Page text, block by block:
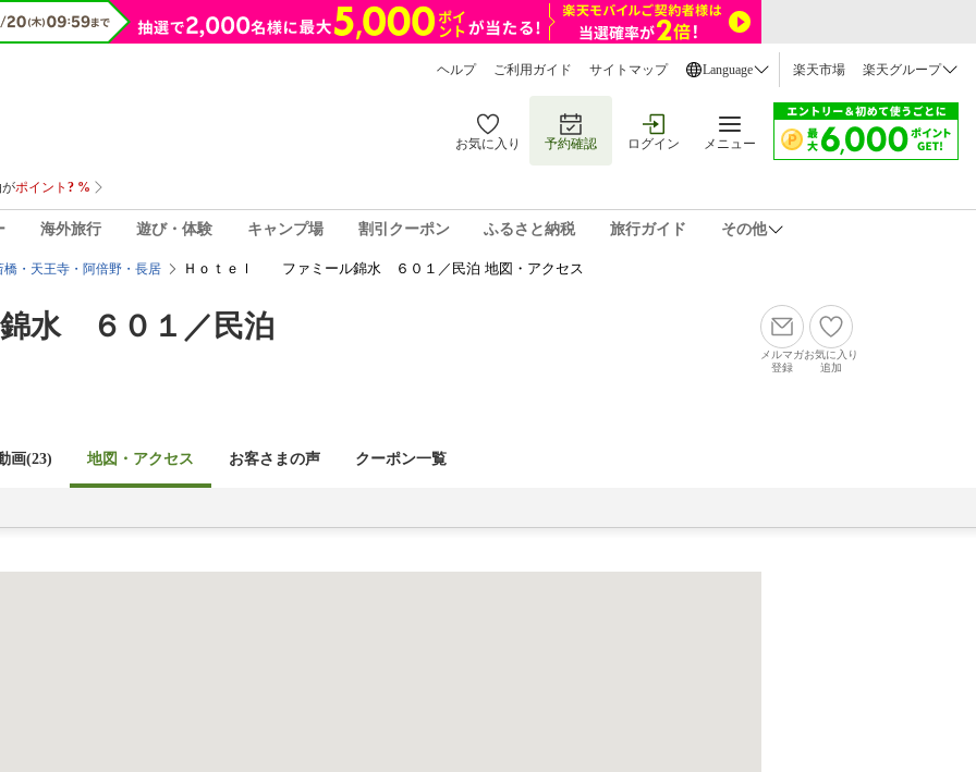
ヘルプ ご利用ガイド サイトマップ Language 楽天市場 楽天グループ
お気に入り 予約確認 ログイン メニュー
海外旅行 遊び・体験 キャンプ場 割引クーポン ふるさと納税 旅行ガイド その他
橋・天王寺・阿倍野・長居 Ｈｏｔｅｌ ファミール錦水 ６０１／民泊 地図・アクセス
水 ６０１／民泊
メルマガ
登録
お気に入り
追加
画(23) 地図・アクセス お客さまの声 クーポン一覧